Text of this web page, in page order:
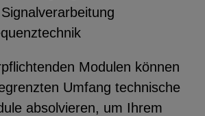
Modulen können
Umfang technische
absolvieren, um Ihrem